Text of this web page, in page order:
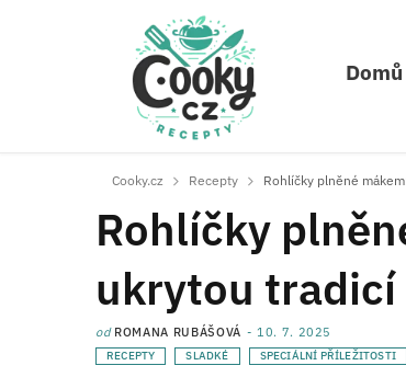
Domů
Cooky.cz Recepty Rohlíčky plněné
Rohlíčky
ukrytou tradicí
od ROMANA RUBÁŠOVÁ 10. 7. 2025
RECEPTY SLADKÉ SPECIÁLNÍ PŘÍLEŽITOSTI